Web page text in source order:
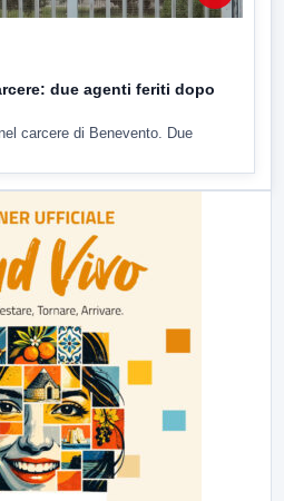
due agenti feriti dopo
carcere di Benevento. Due